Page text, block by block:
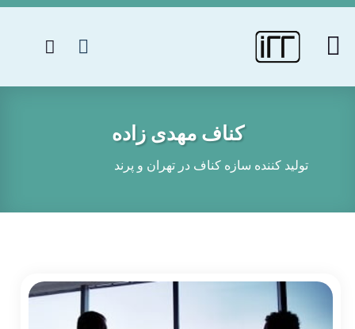
کناف مهدی زاده
تولید کننده سازه کناف در تهران و پرند